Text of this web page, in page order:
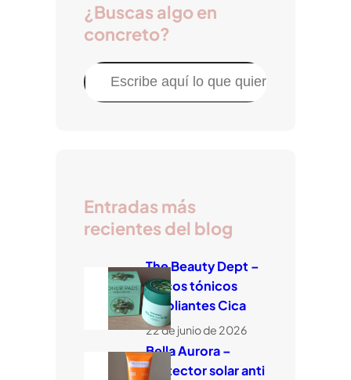
¿Buscas algo en
concreto?
B
u
Entradas más
recientes del blog
The Beauty Dept –
Discos tónicos
exfoliantes Cica
22 de junio de 2026
Bella Aurora –
Protector solar anti